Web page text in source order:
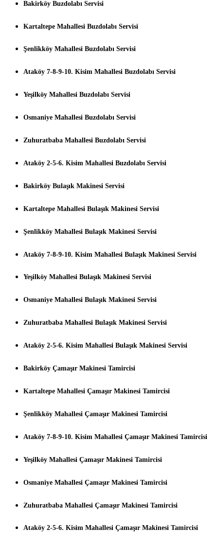
Bakirköy Buzdolabı Servisi
Kartaltepe Mahallesi Buzdolabı Servisi
Şenlikköy Mahallesi Buzdolabı Servisi
Ataköy 7-8-9-10. Kisim Mahallesi Buzdolabı Servisi
Yeşilköy Mahallesi Buzdolabı Servisi
Osmaniye Mahallesi Buzdolabı Servisi
Zuhuratbaba Mahallesi Buzdolabı Servisi
Ataköy 2-5-6. Kisim Mahallesi Buzdolabı Servisi
Bakirköy Bulaşık Makinesi Servisi
Kartaltepe Mahallesi Bulaşık Makinesi Servisi
Şenlikköy Mahallesi Bulaşık Makinesi Servisi
Ataköy 7-8-9-10. Kisim Mahallesi Bulaşık Makinesi Servisi
Yeşilköy Mahallesi Bulaşık Makinesi Servisi
Osmaniye Mahallesi Bulaşık Makinesi Servisi
Zuhuratbaba Mahallesi Bulaşık Makinesi Servisi
Ataköy 2-5-6. Kisim Mahallesi Bulaşık Makinesi Servisi
Bakirköy Çamaşır Makinesi Tamircisi
Kartaltepe Mahallesi Çamaşır Makinesi Tamircisi
Şenlikköy Mahallesi Çamaşır Makinesi Tamircisi
Ataköy 7-8-9-10. Kisim Mahallesi Çamaşır Makinesi Tamircisi
Yeşilköy Mahallesi Çamaşır Makinesi Tamircisi
Osmaniye Mahallesi Çamaşır Makinesi Tamircisi
Zuhuratbaba Mahallesi Çamaşır Makinesi Tamircisi
Ataköy 2-5-6. Kisim Mahallesi Çamaşır Makinesi Tamircisi